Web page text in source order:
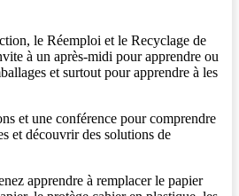
le Réemploi et le Recyclage de
à un après-midi pour apprendre ou
et surtout pour apprendre à les
et une conférence pour comprendre
et découvrir des solutions de
apprendre à remplacer le papier